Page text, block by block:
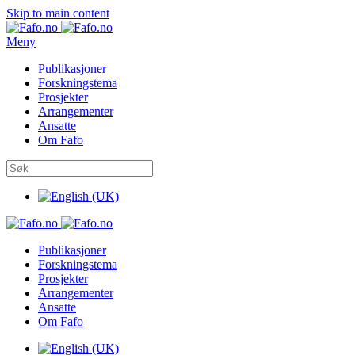
Skip to main content
Meny
Publikasjoner
Forskningstema
Prosjekter
Arrangementer
Ansatte
Om Fafo
Publikasjoner
Forskningstema
Prosjekter
Arrangementer
Ansatte
Om Fafo